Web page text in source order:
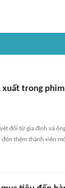
xuất trong
đối từ gia đình và
đón thêm thành viên